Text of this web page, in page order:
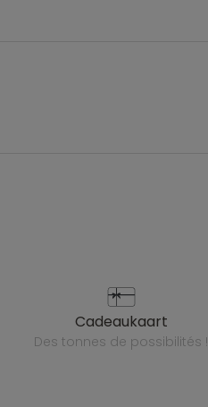
cadeaukaart
des tonnes de possibilités !